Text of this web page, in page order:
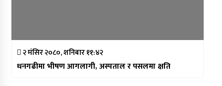
२ मंसिर २०८०, शनिबार ११:४२
धनगढीमा भीषण आगलागी, अस्पताल र पसलमा क्षति